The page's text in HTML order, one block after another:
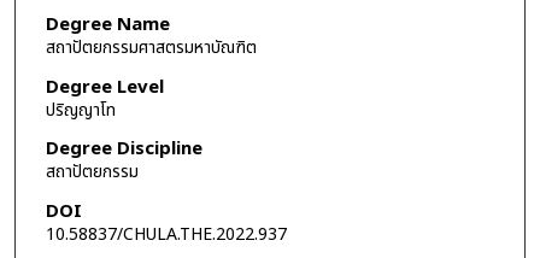
Degree Name
สถาปัตยกรรมศาสตรมหาบัณฑิต
Degree Level
ปริญญาโท
Degree Discipline
สถาปัตยกรรม
DOI
10.58837/CHULA.THE.2022.937